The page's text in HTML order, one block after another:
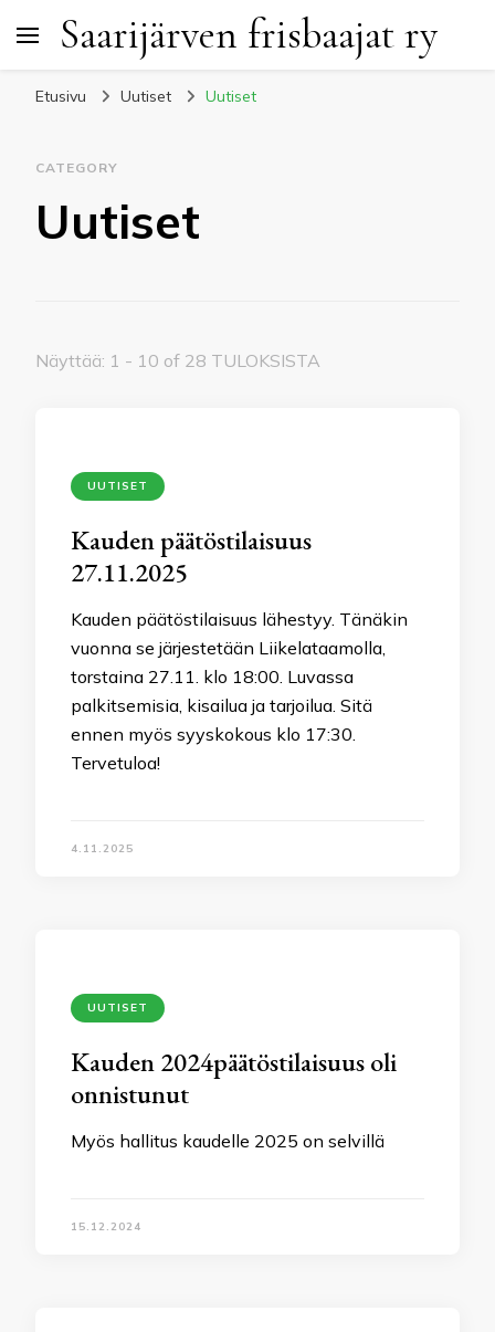
Saarijärven frisbaajat ry
Etusivu Uutiset Uutiset
CATEGORY
Uutiset
Näyttää: 1 - 10 of 28 TULOKSISTA
UUTISET
Kauden päätöstilaisuus
27.11.2025
Kauden päätöstilaisuus lähestyy. Tänäkin
vuonna se järjestetään Liikelataamolla,
torstaina 27.11. klo 18:00. Luvassa
palkitsemisia, kisailua ja tarjoilua. Sitä
ennen myös syyskokous klo 17:30.
Tervetuloa!
4.11.2025
UUTISET
Kauden 2024päätöstilaisuus oli
onnistunut
Myös hallitus kaudelle 2025 on selvillä
15.12.2024